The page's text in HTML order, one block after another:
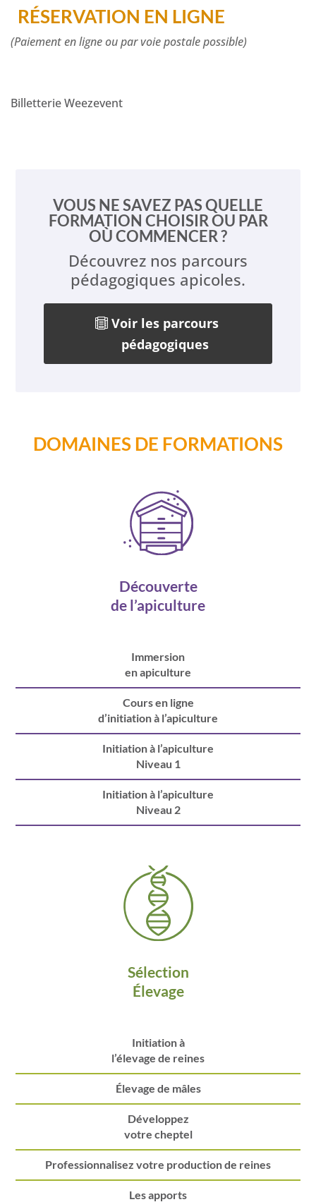
RÉSERVATION EN LIGNE
(Paiement en ligne ou par voie postale possible)
Billetterie Weezevent
VOUS NE SAVEZ PAS QUELLE
FORMATION CHOISIR OU PAR
OÙ COMMENCER ?
Découvrez nos parcours
pédagogiques apicoles.
Voir les parcours
pédagogiques
DOMAINES DE FORMATIONS
Découverte
de l’apiculture
Immersion
en apiculture
Cours en ligne
d’initiation à l’apiculture
Initiation à l’apiculture
Niveau 1
Initiation à l’apiculture
Niveau 2
Sélection
Élevage
Initiation à
l’élevage de reines
Élevage de mâles
Développez
votre cheptel
Professionnalisez votre production de reines
Les apports